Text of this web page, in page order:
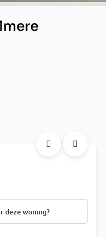
deze woning?